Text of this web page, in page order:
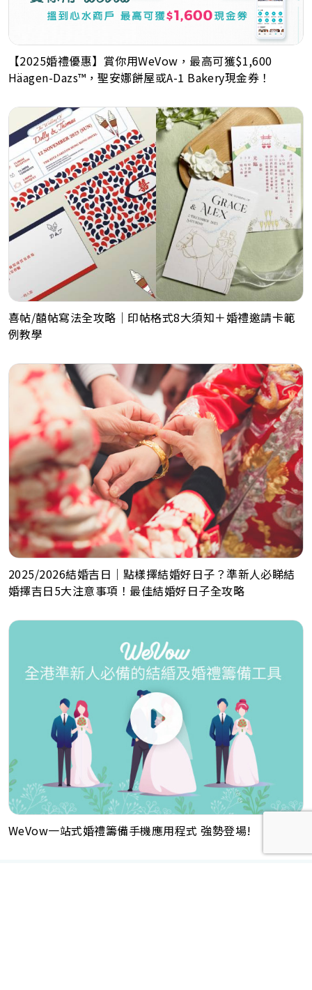
【2025婚禮優惠】賞你用WeVow，最高可獲$1,600
Häagen-Dazs™，聖安娜餅屋或A-1 Bakery現金券！
喜帖/囍帖寫法全攻略｜印帖格式8大須知＋婚禮邀請卡範
例教學
2025/2026結婚吉日｜點樣擇結婚好日子？準新人必睇結
婚擇吉日5大注意事項！最佳結婚好日子全攻略
WeVow一站式婚禮籌備手機應用程式 強勢登場!